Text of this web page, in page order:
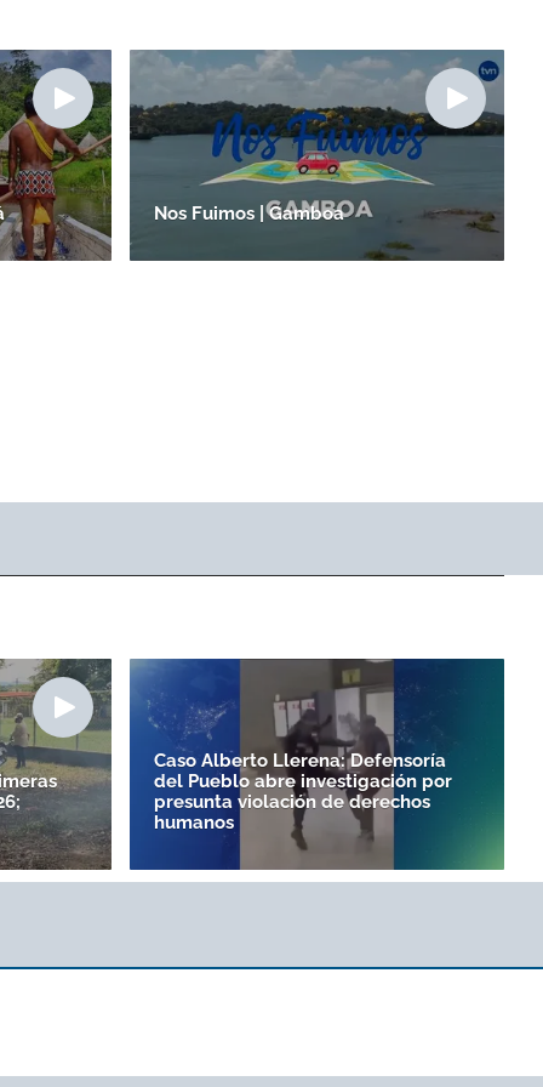
Nos Fuimos | Gamboa
Caso Alberto Llerena: Defensoría
del Pueblo abre investigación por
presunta violación de derechos
humanos